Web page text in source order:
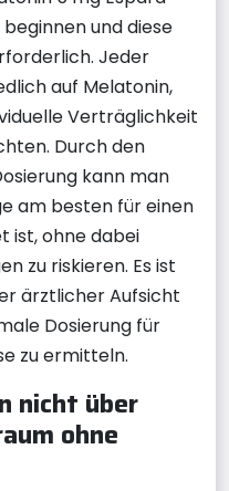
und diese
Jeder
auf Melatonin,
Verträglichkeit
Durch den
kann man
am besten für einen
ist, ohne dabei
zu riskieren. Es ist
ärztlicher Aufsicht
Dosierung für
zu ermitteln.
nicht über
ohne